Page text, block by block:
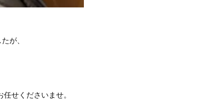
が、
せくださいませ。